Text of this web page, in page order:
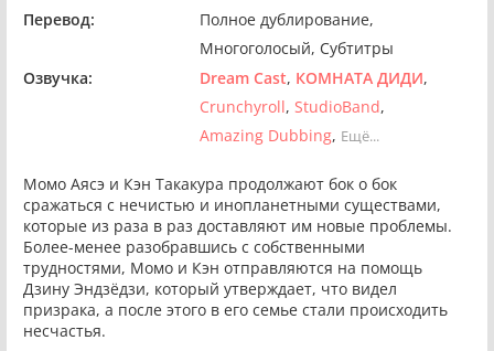
Перевод:
Полное дублирование
Многоголосый Субтитры
Озвучка:
Dream Cast КОМНАТА ДИДИ
Crunchyroll StudioBand
Amazing Dubbing Ещё...
Момо Аясэ и Кэн Такакура продолжают бок о бок
сражаться с нечистью и инопланетными существами,
которые из раза в раз доставляют им новые проблемы.
Более-менее разобравшись с собственными
трудностями, Момо и Кэн отправляются на помощь
Дзину Эндзёдзи, который утверждает, что видел
призрака, а после этого в его семье стали происходить
несчастья.